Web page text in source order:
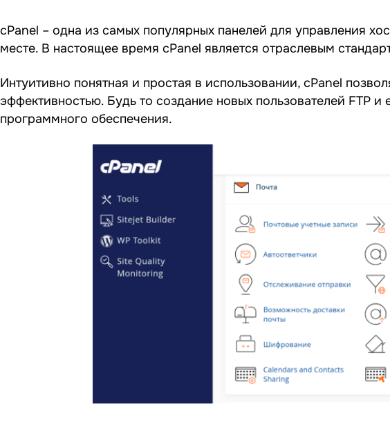
cPanel – одна из самых популярных панелей для управления
месте. В настоящее время cPanel является отраслевым
Интуитивно понятная и простая в использовании, cPanel
эффективностью. Будь то создание новых пользователей FTP
программного обеспечения.